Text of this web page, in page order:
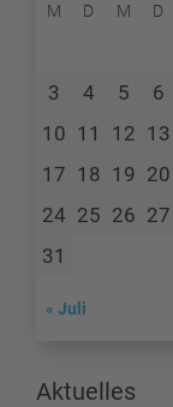
M D M D
3
4 5 6
10 11 12 13
17 18 19 20
24 25 26 27
31
« Juli
Aktuelles